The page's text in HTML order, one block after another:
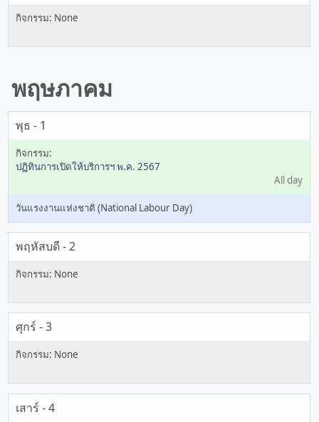
พฤษภาคม
พุธ - 1
ปฏิทินการเปิดให้บริการฯ พ.ค. 2567
All day
วันแรงงานแห่งชาติ (National Labour Day)
พฤหัสบดี - 2
ศุกร์ - 3
เสาร์ - 4